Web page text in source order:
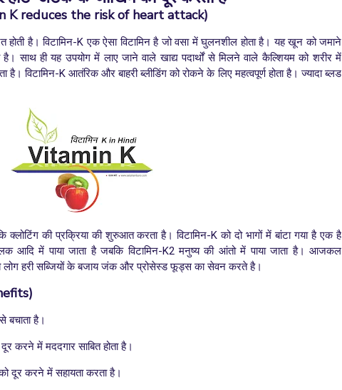
K reduces the risk of heart attack)
है। विटामिन-K एक ऐसा विटामिन है जो वसा में घुलनशील होता है। यह खून को जमाने
साथ ही यह उपयोग में लाए जाने वाले खाद्य पदार्थों से मिलने वाले कैल्शियम को शरीर में
विटामिन-K आतंरिक और बाहरी ब्लीडिंग को रोकने के लिए महत्वपूर्ण होता है। ज्यादा ब्लड
क्लोटिंग की प्रक्रिया की शुरुआत करता है। विटामिन-K को दो भागों में बांटा गया है एक है
आदि में पाया जाता है जबकि विटामिन-K2 मनुष्य की आंतो में पाया जाता है। आजकल
जो लोग हरी सब्जियों के बजाय जंक और प्रोसेस्ड फूड्स का सेवन करते है।
बचाता है।
करने में मददगार साबित होता है।
दूर करने में सहायता करता है।